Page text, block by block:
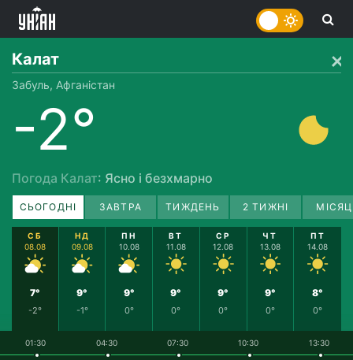
Калат
Забуль, Афганістан
-2°
Погода Калат: Ясно і безхмарно
СЬОГОДНІ ЗАВТРА ТИЖДЕНЬ 2 ТИЖНІ
СБ
08.08
7°
-2°
НД
09.08
9°
-1°
ПН
10.08
9°
0°
ВТ
11.08
9°
0°
СР
12.08
9°
0°
ЧТ
13.08
9°
0°
ПТ
14.08
8°
0°
01:30 04:30 07:30 10:30 13:30